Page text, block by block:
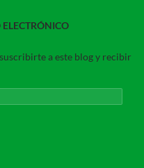
ELECTRÓNICO
a este blog y recibir